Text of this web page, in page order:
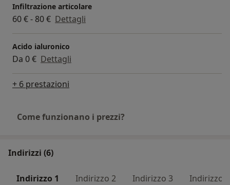
Infiltrazione articolare
60 € - 80 € Dettagli
Acido ialuronico
Da 0 € Dettagli
+ 6 prestazioni
Come funzionano i prezzi?
Indirizzi (6)
Indirizzo 1 Indirizzo 2 Indirizzo 3 Indirizzo 4